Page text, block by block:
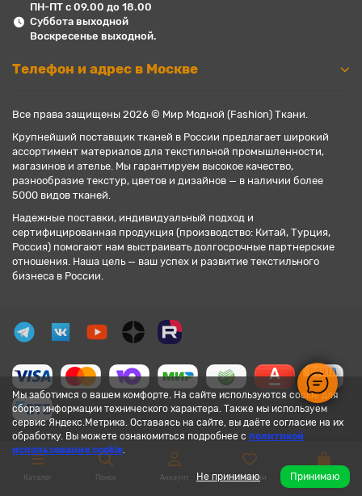
Мы заботимся о вашем комфорте. На сайте используются cookie для
сбора информации технического характера. Также мы используем
сервис Яндекс.Метрика. Оставаясь на сайте, вы даёте согласие на их
обработку. Вы можете ознакомиться подробнее с политикой
использования cookie.
Не принимаю Принимаю
ПН-ПТ с 09.00 до 18.00
Суббота выходной
Воскресенье выходной.
Телефон и адрес в Москве
Все права защищены 2026 © Мир Модной (Fashion) Ткани.
Крупнейший поставщик тканей в России предлагает широкий
ассортимент материалов для текстильной промышленности,
магазинов и ателье. Мы гарантируем высокое качество,
разнообразие текстур, цветов и дизайнов — в наличии более
5000 видов тканей.
Надежные поставки, индивидуальный подход и
сертифицированная продукция (производство: Китай, Турция,
Россия) помогают нам выстраивать долгосрочные партнерские
отношения. Наша цель — ваш успех и развитие текстильного
бизнеса в России.
Каталог Поиск Аккаунт Закладки Корзина